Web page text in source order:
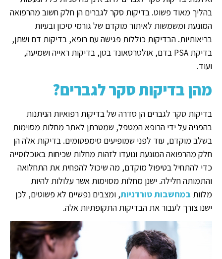
בהליך מאוד פשוט. בדיקות סקר לגברים הן חלק חשוב מהרפואה
המונעת ומשמשות לאיתור מוקדם של גורמי סיכון ובעיות
בריאותיות. הבדיקות כוללות פגישה עם רופא, בדיקות דם ושתן,
בדיקת PSA בדם, אולטרסאונד בטן, בדיקות ראייה ושמיעה,
ועוד.
מהן בדיקות סקר לגברים?
בדיקות סקר לגברים הן סדרה של בדיקות רפואיות הניתנות
בהפניה על ידי הרופא המטפל, שמטרתן לאתר מחלות מסוימות
בשלב מוקדם, עוד לפני שמופיעים סימפטומים. בדיקות אלה הן
חלק מהרפואה המונעת ונועדו לזהות מחלות שכיחות באוכלוסייה
כדי להתחיל בטיפול מוקדם, מה שיכול להפחית את התחלואה
והתמותה חלילה. ישנן מחלות מסוימות אשר עלולות להיות
מלוות במחשבות טורדניות, ומצבים נפשיים לא פשוטים, לכן
ישנו צורך לעבור את הבדיקות התקופתיות אלה.